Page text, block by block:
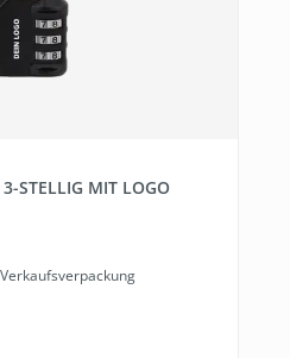
STELLIG MIT LOGO